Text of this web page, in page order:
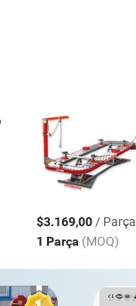
$3.169,00/ Parça
1 Parça (MOQ)